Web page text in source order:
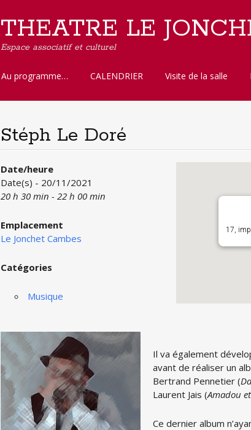
THEATRE LE
Espace associatif et culturel
Aller
contenu
Au programme… CALENDRIER Visite de la salle
Stéph Le Doré
17,
Date/heure
Date(s) - 20/11/2021
20 h 30 min - 22 h 00 min
Emplacement
Le Jonchet Cambes
Catégories
Musique
Il va également
avant de réaliser un
Bertrand Pennetier (
Laurent Jais (Amadou
Ce dernier album